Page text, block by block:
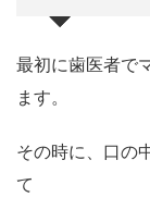
最初に歯医者で
ます。
その時に、口の
て